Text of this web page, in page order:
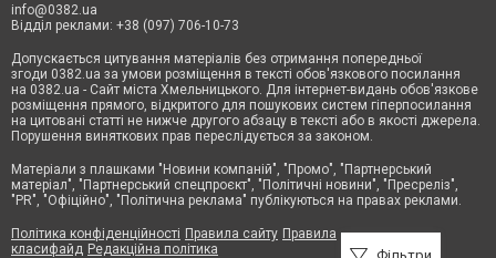
info@0382.ua
Відділ реклами: +38 (097) 706-10-73
Допускається цитування матеріалів без отримання попередньої
згоди 0382.ua за умови розміщення в тексті обов'язкового посилання
на 0382.ua - Сайт міста Хмельницького. Для інтернет-видань обов'язкове
розміщення прямого, відкритого для пошукових систем гіперпосилання
на цитовані статті не нижче другого абзацу в тексті або в якості джерела.
Порушення виняткових прав переслідується за законом.
Матеріали з плашками "Новини компаній", "Промо", "Партнерський
матеріал", "Партнерський спецпроєкт", "Політичні новини", "Пресреліз",
"PR", "Офіційно", "Політична реклама" публікуються на правах реклами.
Політика конфіденційності Правила сайту Правила
класифайд Редакційна політика